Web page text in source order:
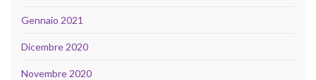
Gennaio 2021
Dicembre 2020
Novembre 2020